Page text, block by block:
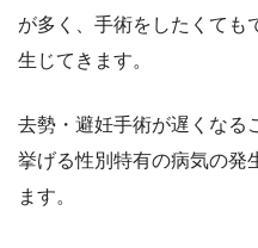
が多く、手術をしたくても
生じてきます。
去勢・避妊手術が遅くなる
挙げる性別特有の病気の発
ます。